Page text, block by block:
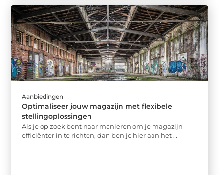
Aanbiedingen
Optimaliseer jouw magazijn met flexibele
stellingoplossingen
Als je op zoek bent naar manieren om je magazijn
efficiënter in te richten, dan ben je hier aan het ...